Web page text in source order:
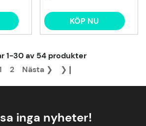
KÖP NU
1-30av 54produkter
2 Nästa ❯ ❯❙
inga nyheter!